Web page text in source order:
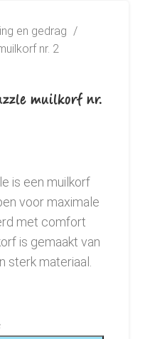
en gedrag
nr. 2
muilkorf nr.
is een muilkorf
voor maximale
met comfort
is gemaakt van
sterk materiaal.